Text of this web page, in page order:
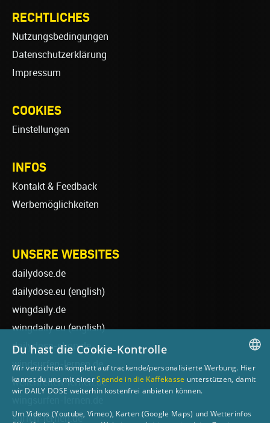
RECHTLICHES
Nutzungsbedingungen
Datenschutzerklärung
Impressum
COOKIES
Einstellungen
INFOS
Kontakt & Feedback
Werbemöglichkeiten
UNSERE WEBSITES
dailydose.de
dailydose.eu (english)
wingdaily.de
wingdaily.eu(english)
dailydose-shop.de
windsurfen-lernen.de
wellenreiten-lernen.de
surfen-lernen.de
GERMAN
Du hast die Cookie-Kontrolle
Wir verzichten komplett auf trackende/personalisierte Werbung. Hier
kannst du uns mit einerSpende in die Kaffekasse unterstützen, damit
wir DAILY DOSE weiterhin kostenfrei anbieten können.
Um Videos (Youtube, Vimeo), Karten (Google Maps) und Wetterinfos